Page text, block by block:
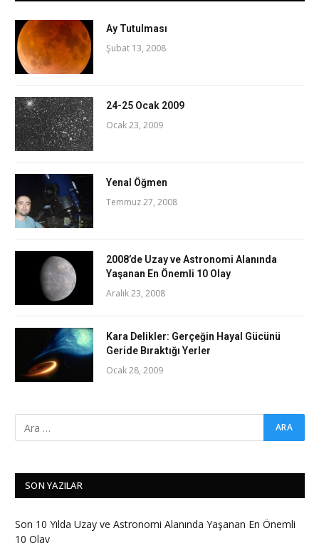
Ay Tutulması
Şubat 13, 2008
24-25 Ocak 2009
Ocak 23, 2009
Yenal Öğmen
Temmuz 27, 2008
2008’de Uzay ve Astronomi Alanında
Yaşanan En Önemli 10 Olay
Aralık 23, 2008
Kara Delikler: Gerçeğin Hayal Gücünü
Geride Bıraktığı Yerler
Ocak 28, 2009
SON YAZILAR
Son 10 Yılda Uzay ve Astronomi Alanında Yaşanan En Önemli
10 Olay